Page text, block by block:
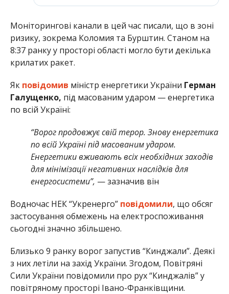
Моніторингові канали в цей час писали, що в зоні
ризику, зокрема Коломия та Бурштин. Станом на
8:37 ранку у просторі області могло бути декілька
крилатих ракет.
Як повідомив міністр енергетики України Герман
Галущенко, під масованим ударом — енергетика
по всій Україні:
“Ворог продовжує свій терор. Знову енергетика
по всій Україні під масованим ударом.
Енергетики вживають всіх необхідних заходів
для мінімізації негативних наслідків для
енергосистеми”, — зазначив він
Водночас НЕК “Укренерго” повідомили, що обсяг
застосування обмежень на електроспоживання
сьогодні значно збільшено.
Близько 9 ранку ворог запустив “Кинджали”. Деякі
з них летіли на захід України. Згодом, Повітряні
Сили України повідомили про рух “Кинджалів” у
повітряному просторі Івано-Франківщини.